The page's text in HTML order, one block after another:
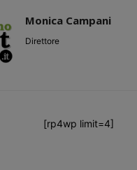
Monica Campani
Direttore
[rp4wp limit=4]